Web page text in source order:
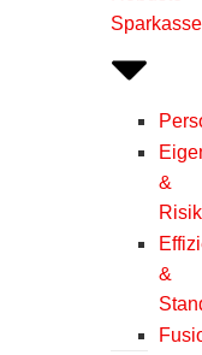
Sparkasse
&
&